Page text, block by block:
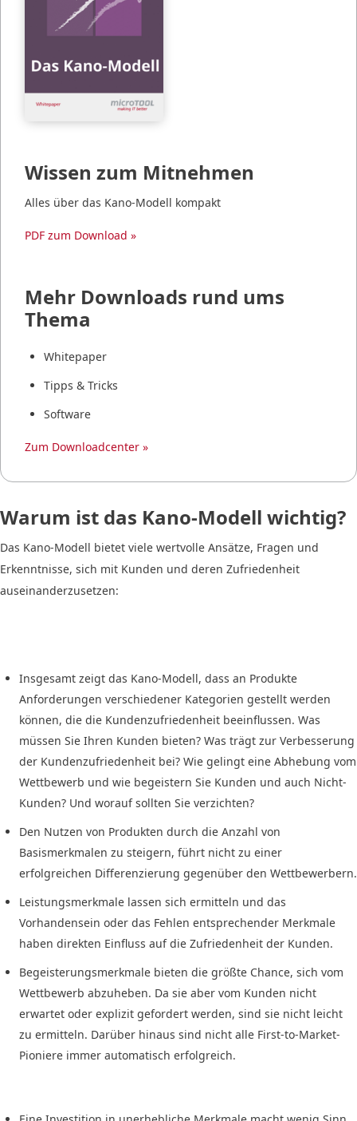
Wissen zum Mitnehmen
Alles über das Kano-Modell kompakt
PDF zum Download »
Mehr Downloads rund ums
Thema
Whitepaper
Tipps & Tricks
Software
Zum Downloadcenter »
Warum ist das Kano-Modell wichtig?
Das Kano-Modell bietet viele wertvolle Ansätze, Fragen und
Erkenntnisse, sich mit Kunden und deren Zufriedenheit
auseinanderzusetzen:
Insgesamt zeigt das Kano-Modell, dass an Produkte
Anforderungen verschiedener Kategorien gestellt werden
können, die die Kundenzufriedenheit beeinflussen. Was
müssen Sie Ihren Kunden bieten? Was trägt zur Verbesserung
der Kundenzufriedenheit bei? Wie gelingt eine Abhebung vom
Wettbewerb und wie begeistern Sie Kunden und auch Nicht-
Kunden? Und worauf sollten Sie verzichten?
Den Nutzen von Produkten durch die Anzahl von
Basismerkmalen zu steigern, führt nicht zu einer
erfolgreichen Differenzierung gegenüber den Wettbewerbern.
Leistungsmerkmale lassen sich ermitteln und das
Vorhandensein oder das Fehlen entsprechender Merkmale
haben direkten Einfluss auf die Zufriedenheit der Kunden.
Begeisterungsmerkmale bieten die größte Chance, sich vom
Wettbewerb abzuheben. Da sie aber vom Kunden nicht
erwartet oder explizit gefordert werden, sind sie nicht leicht
zu ermitteln. Darüber hinaus sind nicht alle First-to-Market-
Pioniere immer automatisch erfolgreich.